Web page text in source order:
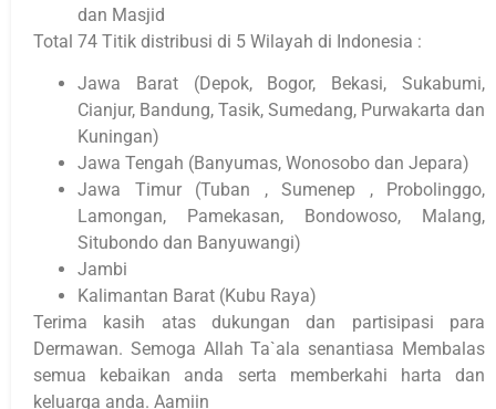
dan Masjid
Total 74 Titik distribusi di 5 Wilayah di Indonesia :
Jawa Barat (Depok, Bogor, Bekasi, Sukabumi,
Cianjur, Bandung, Tasik, Sumedang, Purwakarta dan
Kuningan)
Jawa Tengah (Banyumas, Wonosobo dan Jepara)
Jawa Timur (Tuban , Sumenep , Probolinggo,
Lamongan, Pamekasan, Bondowoso, Malang,
Situbondo dan Banyuwangi)
Jambi
Kalimantan Barat (Kubu Raya)
Terima kasih atas dukungan dan partisipasi para
Dermawan. Semoga Allah Ta`ala senantiasa Membalas
semua kebaikan anda serta memberkahi harta dan
keluarga anda. Aamiin